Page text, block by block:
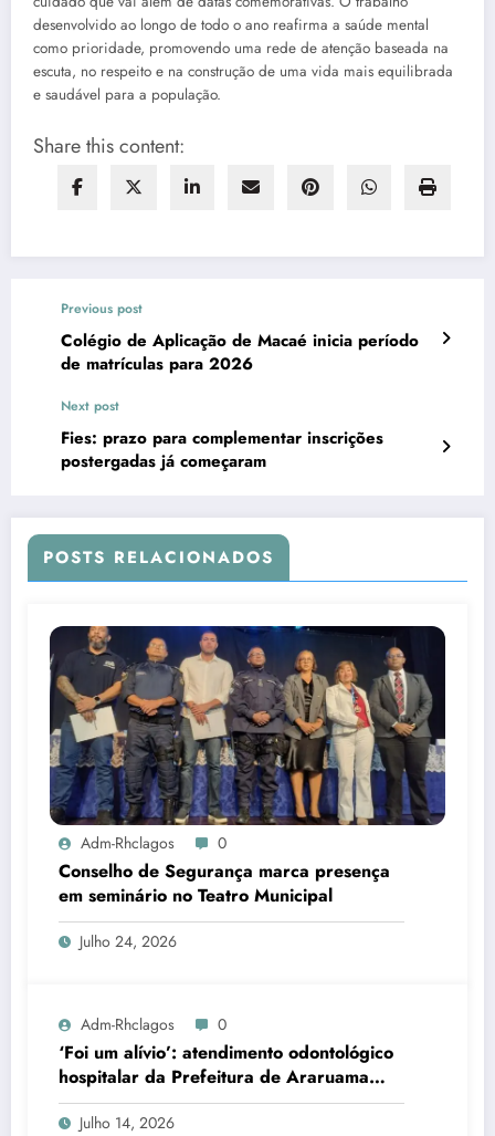
desenvolvido ao longo de todo o ano reafirma a saúde mental
como prioridade, promovendo uma rede de atenção baseada na
escuta, no respeito e na construção de uma vida mais equilibrada
e saudável para a população.
Share this content:
Previous post
Colégio de Aplicação de Macaé inicia período
de matrículas para 2026
Next post
Fies: prazo para complementar inscrições
postergadas já começaram
POSTS RELACIONADOS
Adm-Rhclagos 0
Conselho de Segurança marca presença
em seminário no Teatro Municipal
Julho 24, 2026
Adm-Rhclagos 0
‘Foi um alívio’: atendimento odontológico
hospitalar da Prefeitura de Araruama
transforma rotina de famílias atípicas
Julho 14, 2026